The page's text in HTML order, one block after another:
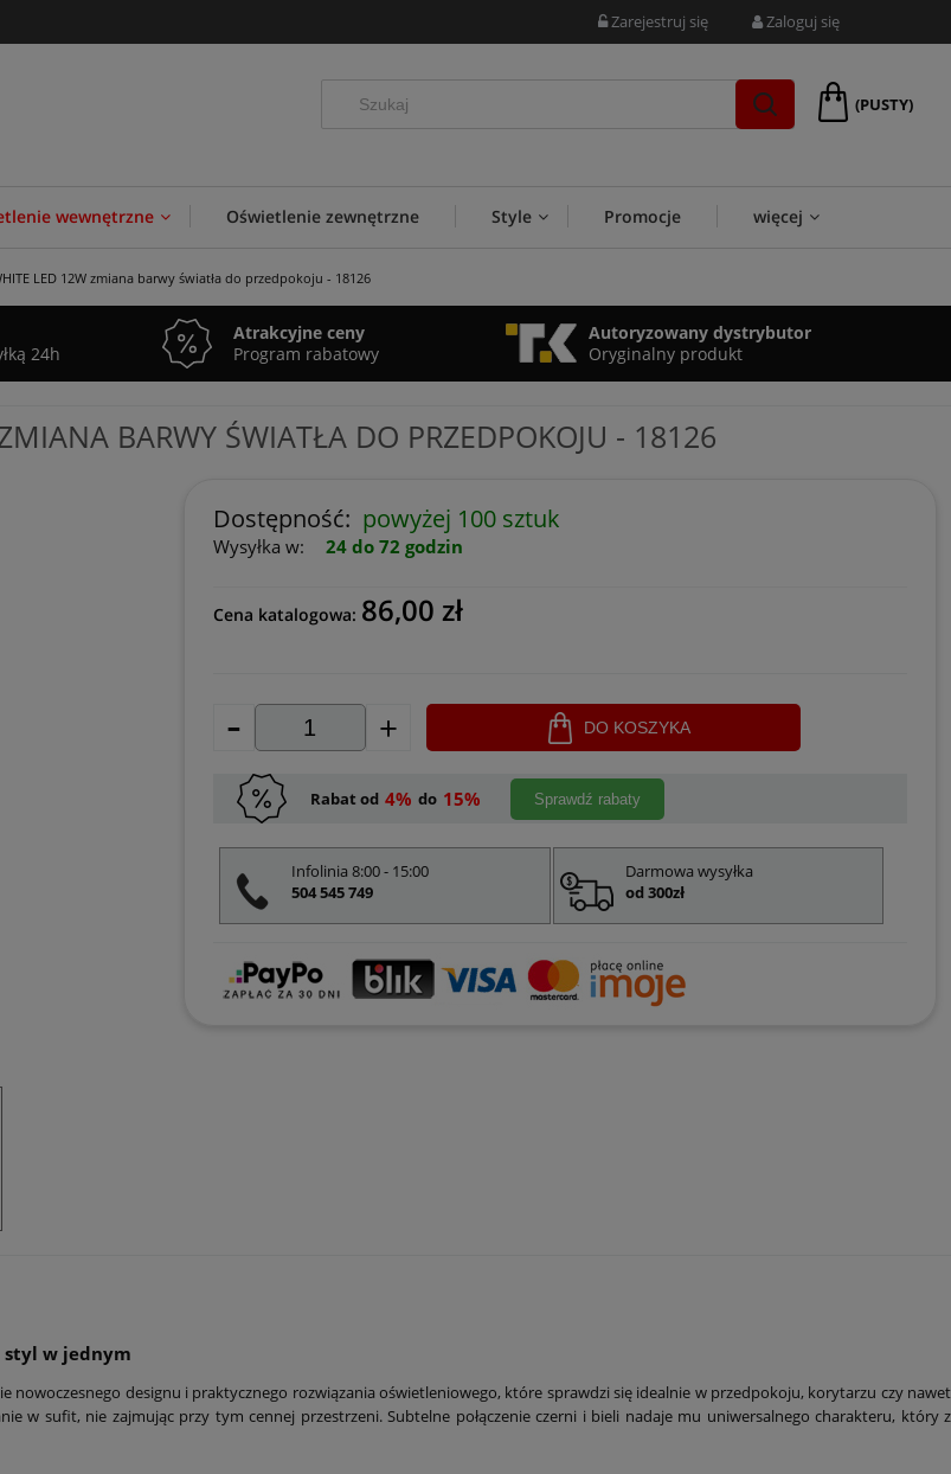
Zarejestruj się Zaloguj się
(PUSTY)
wewnętrzne Oświetlenie zewnętrzne Style Promocje więcej
LED 12W zmiana barwy światła do przedpokoju - 18126
24h
Atrakcyjne ceny
Program rabatowy
Autoryzowany dystrybutor
Oryginalny produkt
BARWY ŚWIATŁA DO PRZEDPOKOJU - 18126
Dostępność: powyżej 100 sztuk
Wysyłka w: 24 do 72 godzin
Cena katalogowa: 86,00 zł
- + DO KOSZYKA
Rabat od 4% do 15% Sprawdź rabaty
Infolinia 8:00 - 15:00
504 545 749
Darmowa wysyłka
od 300zł
styl w jednym
nowoczesnego designu i praktycznego rozwiązania oświetleniowego, które sprawdzi się idealnie w przedpokoju, korytarzu czy nawet
w sufit, nie zajmując przy tym cennej przestrzeni. Subtelne połączenie czerni i bieli nadaje mu uniwersalnego charakteru, który z